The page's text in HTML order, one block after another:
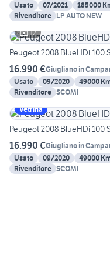
Usato
07/2021 185000
Rivenditore LP AUTO NEW
12
Peugeot 2008 BlueHDi 100
16.990 €Giugliano in
Usato
09/2020 49000
Rivenditore SCOMI
Vetrina
Peugeot 2008 BlueHDi 100
16.990 €Giugliano in
Usato
09/2020 49000
Rivenditore SCOMI